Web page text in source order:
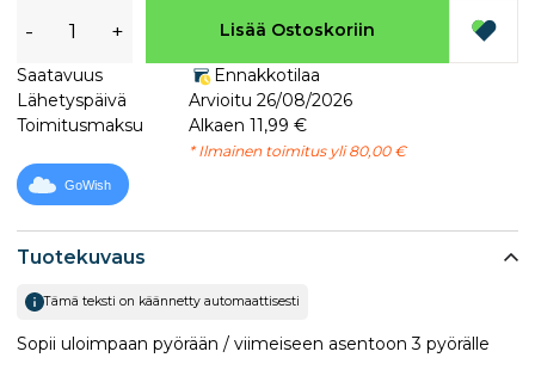
Tuotekuvaus
Tämä teksti on käännetty automaattisesti
Sopii uloimpaan pyörään / viimeiseen asentoon 3 pyörälle
- + Lisää Ostoskoriin
Saatavuus
Ennakkotilaa
Lähetyspäivä
Arvioitu 26/08/2026
Toimitusmaksu
Alkaen 11,99 €
* Ilmainen toimitus yli 80,00 €
GoWish